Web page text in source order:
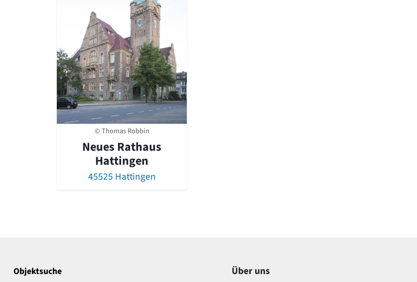
© Thomas Robbin
Neues Rathaus
Hattingen
45525 Hattingen
Objektsuche Über uns